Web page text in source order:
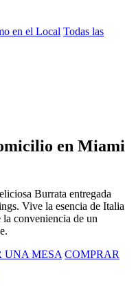
en el Local Todas las
en Miami
Burrata entregada
Vive la esencia de Italia
la conveniencia de un
UNA MESA COMPRAR